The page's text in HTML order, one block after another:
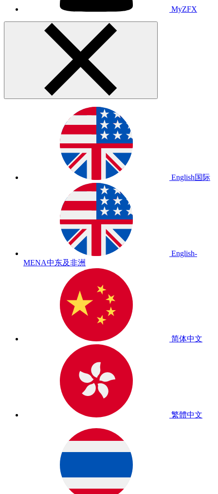
MyZFX
English国际
English-
MENA中东及非洲
简体中文
繁體中文